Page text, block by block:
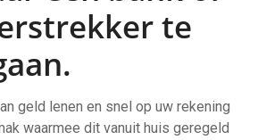
te
geld lenen en snel op uw rekening
waarmee dit vanuit huis geregeld